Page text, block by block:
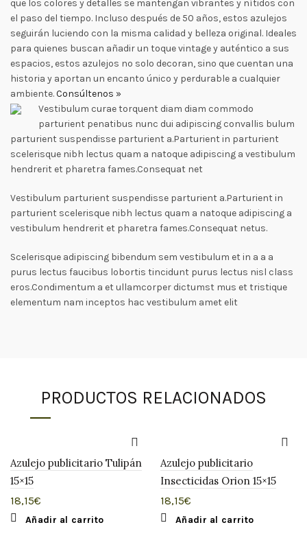
que los colores y detalles se mantengan vibrantes y nítidos con
el paso del tiempo. Incluso después de 50 años, estos azulejos
seguirán luciendo con la misma calidad y belleza original. Ideales
para quienes buscan añadir un toque vintage y auténtico a sus
espacios, estos azulejos no solo decoran, sino que cuentan una
historia y aportan un encanto único y perdurable a cualquier
ambiente.Consúltenos »
Vestibulum curae torquent diam diam commodo
parturient penatibus nunc dui adipiscing convallis bulum
parturient suspendisse parturient a.Parturient in parturient
scelerisque nibh lectus quam a natoque adipiscing a vestibulum
hendrerit et pharetra fames.Consequat net
Vestibulum parturient suspendisse parturient a.Parturient in
parturient scelerisque nibh lectus quam a natoque adipiscing a
vestibulum hendrerit et pharetra fames.Consequat netus.
Scelerisque adipiscing bibendum sem vestibulum et in a a a
purus lectus faucibus lobortis tincidunt purus lectus nisl class
eros.Condimentum a et ullamcorper dictumst mus et tristique
elementum nam inceptos hac vestibulum amet elit
PRODUCTOS RELACIONADOS
Azulejo publicitario Tulipán
15×15
18,15€
Añadir al carrito
Azulejo publicitario
Insecticidas Orion 15×15
18,15€
Añadir al carrito